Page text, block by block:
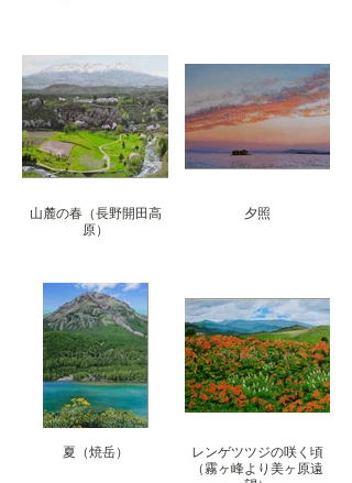
山麓の春（長野開田高
原）
夕照
夏（焼岳）
レンゲツツジの咲く頃
（霧ヶ峰より美ヶ原遠